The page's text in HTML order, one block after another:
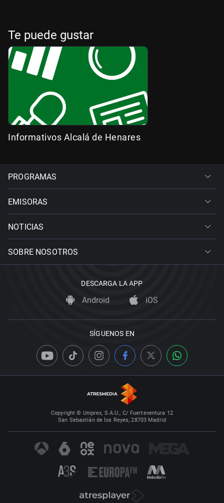
Te puede gustar
Informativos Alcalá de Henares
PROGRAMAS
EMISORAS
NOTICIAS
SOBRE NOSOTROS
DESCARGA LA APP
Android iOS
SÍGUENOS EN
Copyright © Uniprex, S.A.U., C/ Fuerteventura 12
San Sebastián de los Reyes, 28703 Madrid